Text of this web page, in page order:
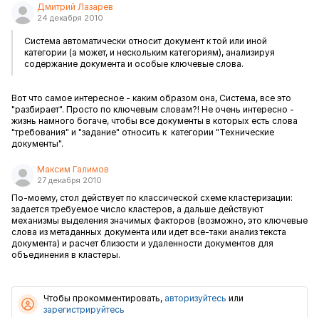
Дмитрий Лазарев
24 декабря 2010
Система автоматически относит документ к той или иной
категории (а может, и нескольким категориям), анализируя
содержание документа и особые ключевые слова.
Вот что самое интересное - каким образом она, Система, все это
"разбирает". Просто по ключевым словам?! Не очень интересно -
жизнь намного богаче, чтобы все документы в которых есть слова
"требования" и "задание" относить к категории "Технические
документы".
Максим Галимов
27 декабря 2010
По-моему, стол действует по классической схеме кластеризации:
задается требуемое число кластеров, а дальше действуют
механизмы выделения значимых факторов (возможно, это ключевые
слова из метаданных документа или идет все-таки анализ текста
документа) и расчет близости и удаленности документов для
объединения в кластеры.
Чтобы прокомментировать, авторизуйтесь или
зарегистрируйтесь